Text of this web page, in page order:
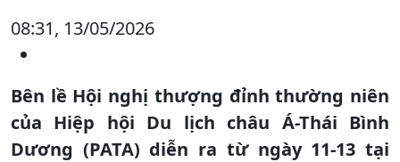
08:31, 13/05/2026
Bên lề Hội nghị thượng đỉnh thường niên
của Hiệp hội Du lịch châu Á-Thái Bình
Dương (PATA) diễn ra từ ngày 11-13 tại